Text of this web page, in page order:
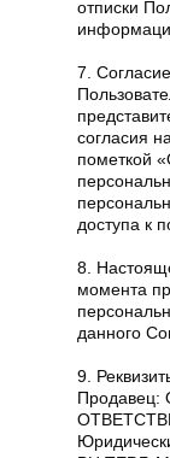
отписки
7.
согласия
пометкой
доступа к
8.
момента
данного
9.